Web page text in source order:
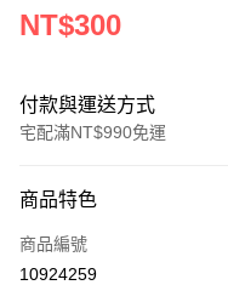
NT$300
付款與運送方式
宅配滿NT$990免運
信用卡一次付款
LINE Pay
商品特色
商品編號
10924259